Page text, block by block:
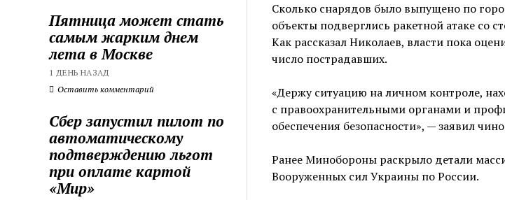
Пятница может стать
самым жарким днем
лета в Москве
1 ДЕНЬ НАЗАД
Оставить комментарий
Сбер запустил пилот по
автоматическому
подтверждению льгот
при оплате картой
«Мир»
Сколько снарядов было выпущено по
объекты подверглись ракетной атаке со
Как рассказал Николаев, власти пока
число пострадавших.
«Держу ситуацию на личном контроле,
с правоохранительными органами и
обеспечения безопасности», — заявил
Ранее Минобороны раскрыло детали
Вооруженных сил Украины по России.